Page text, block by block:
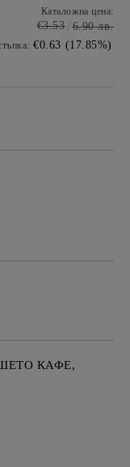
Каталожна цена:
€3.53 6.90 лв.
€0.63 (17.85%)
КАФЕ,